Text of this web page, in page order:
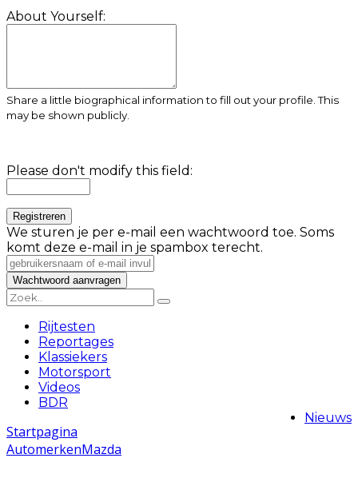
About Yourself:
Share a little biographical information to fill out your profile. This
may be shown publicly.
Please don't modify this field:
We sturen je per e-mail een wachtwoord toe. Soms
komt deze e-mail in je spambox terecht.
Rijtesten
Reportages
Klassiekers
Motorsport
Videos
BDR
Nieuws
Startpagina
AutomerkenMazda